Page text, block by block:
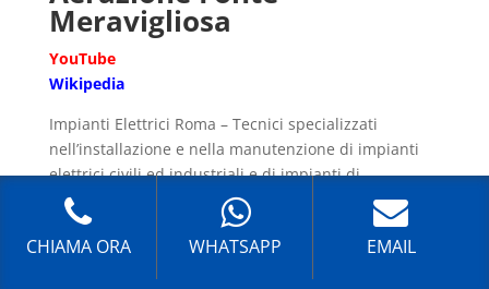
Meravigliosa
YouTube
Wikipedia
Impianti Elettrici Roma – Tecnici specializzati
nell’installazione e nella manutenzione di impianti
elettrici civili ed industriali e di impianti di
condizionamento.
CHIAMA ORA WHATSAPP EMAIL